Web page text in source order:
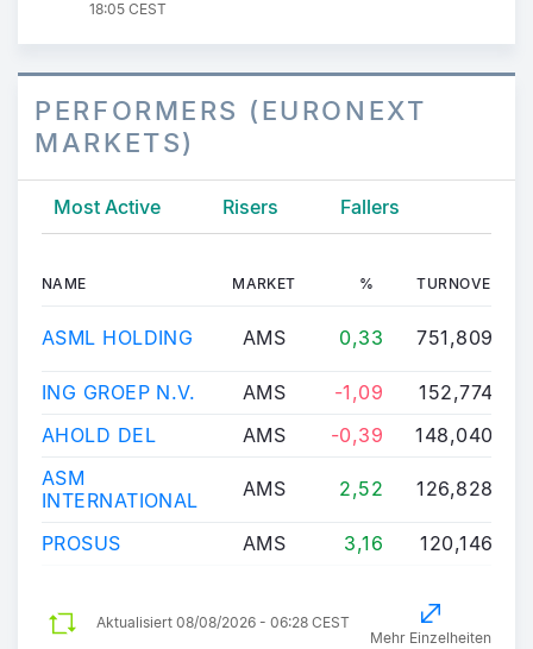
18:05 CEST
PERFORMERS (EURONEXT
MARKETS)
Most Active Risers Fallers
NAME MARKET % TURNOVER
ASML HOLDING AMS 0,33 751,809M
ING GROEP N.V. AMS -1,09
152,774M
AHOLD DEL
AMS -0,39
148,040M
ASM
INTERNATIONAL
AMS 2,52 126,828M
PROSUS AMS 3,16 120,146M
Aktualisiert 08/08/2026 - 06:28 CEST
Mehr Einzelheiten